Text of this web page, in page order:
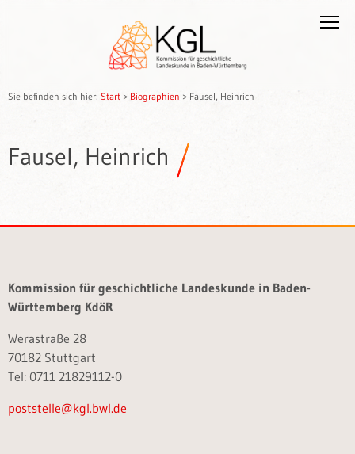
Sie befinden sich hier: Start > Biographien > Fausel, Heinrich
Fausel, Heinrich
Kommission für geschichtliche Landeskunde in Baden-
Württemberg KdöR
Werastraße 28
70182 Stuttgart
Tel: 0711 21829112-0
poststelle@kgl.bwl.de